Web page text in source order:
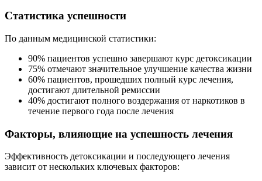
Статистика успешности
По данным медицинской статистики:
90% пациентов успешно завершают курс детоксикации
75% отмечают значительное улучшение качества жизни
60% пациентов, прошедших полный курс лечения,
достигают длительной ремиссии
40% достигают полного воздержания от наркотиков в
течение первого года после лечения
Факторы, влияющие на успешность лечения
Эффективность детоксикации и последующего лечения
зависит от нескольких ключевых факторов: